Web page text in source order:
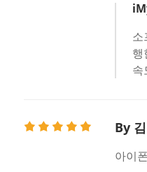
소
행
속
By
아이